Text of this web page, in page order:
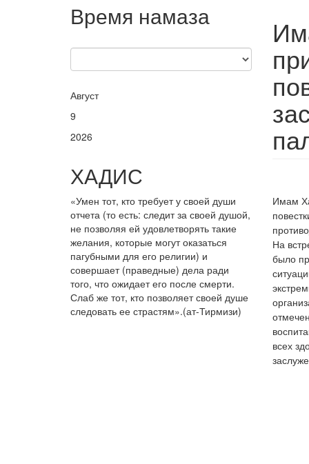
Имам
На
было
всех
Время намаза
Август
9
2026
ХАДИС
«Умен тот, кто требует у своей души
отчета (то есть: следит за своей душой,
не позволяя ей удовлетворять такие
желания, которые могут оказаться
пагубными для его религии) и
совершает (праведные) дела ради
того, что ожидает его после смерти.
Слаб же тот, кто позволяет своей душе
следовать ее страстям».(ат-Тирмизи)